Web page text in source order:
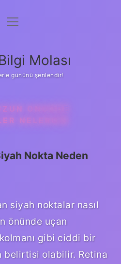
Anasayfa
Uyarı
menüyü
Molası
gününü şenlendir!
ONUNDE
NELERDIR
Nokta Neden
siyah noktalar nasıl
önünde uçan
gibi ciddi bir
belirtisi olabilir. Retina